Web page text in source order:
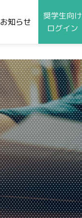
お知らせ
奨学生向け
ログイン